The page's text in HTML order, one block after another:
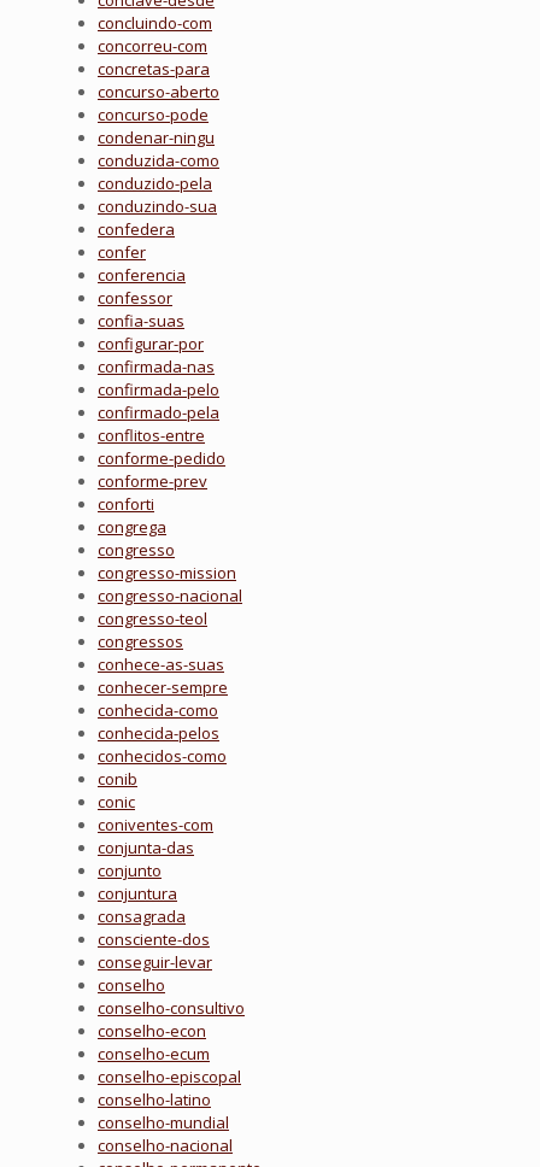
concluindo-com
concorreu-com
concretas-para
concurso-aberto
concurso-pode
condenar-ningu
conduzida-como
conduzido-pela
conduzindo-sua
confedera
confer
conferencia
confessor
confia-suas
configurar-por
confirmada-nas
confirmada-pelo
confirmado-pela
conflitos-entre
conforme-pedido
conforme-prev
conforti
congrega
congresso
congresso-mission
congresso-nacional
congresso-teol
congressos
conhece-as-suas
conhecer-sempre
conhecida-como
conhecida-pelos
conhecidos-como
conib
conic
coniventes-com
conjunta-das
conjunto
conjuntura
consagrada
consciente-dos
conseguir-levar
conselho
conselho-consultivo
conselho-econ
conselho-ecum
conselho-episcopal
conselho-latino
conselho-mundial
conselho-nacional